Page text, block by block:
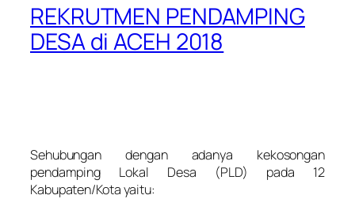
REKRUTMEN PENDAMPING
DESA di ACEH 2018
Sehubungan dengan adanya kekosongan
pendamping Lokal Desa (PLD) pada 12
Kabupaten/Kota yaitu: